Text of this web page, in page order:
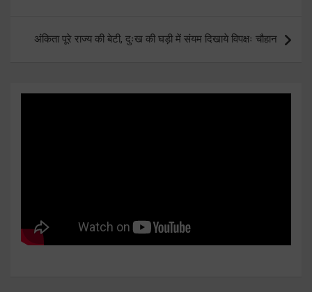
अंकिता पूरे राज्य की बेटी, दुःख की घड़ी में संयम दिखाये विपक्षः चौहान